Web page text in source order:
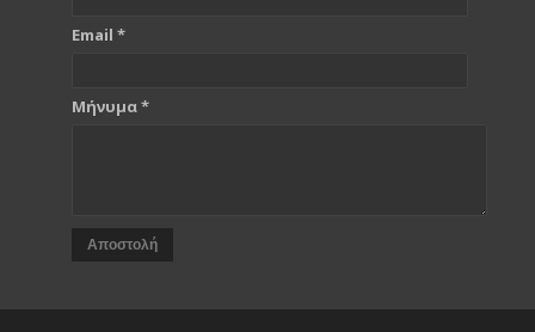
Email *
Μήνυμα *
Αποστολή